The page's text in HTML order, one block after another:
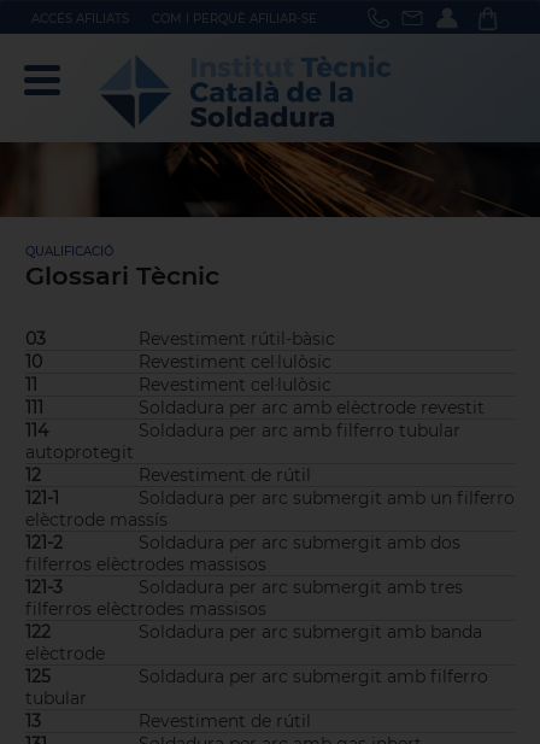
ACCÉS AFILIATS COM I PERQUÈ AFILIAR-SE
QUALIFICACIÓ
Glossari Tècnic
03
Revestiment rútil-bàsic
10
Revestiment cel·lulòsic
11
Revestiment cel·lulòsic
111
Soldadura per arc amb elèctrode revestit
114
Soldadura per arc amb filferro tubular
autoprotegit
12
Revestiment de rútil
121-1
Soldadura per arc submergit amb un filferro
elèctrode massís
121-2
Soldadura per arc submergit amb dos
filferros elèctrodes massisos
121-3
Soldadura per arc submergit amb tres
filferros elèctrodes massisos
122
Soldadura per arc submergit amb banda
elèctrode
125
Soldadura per arc submergit amb filferro
tubular
13
Revestiment de rútil